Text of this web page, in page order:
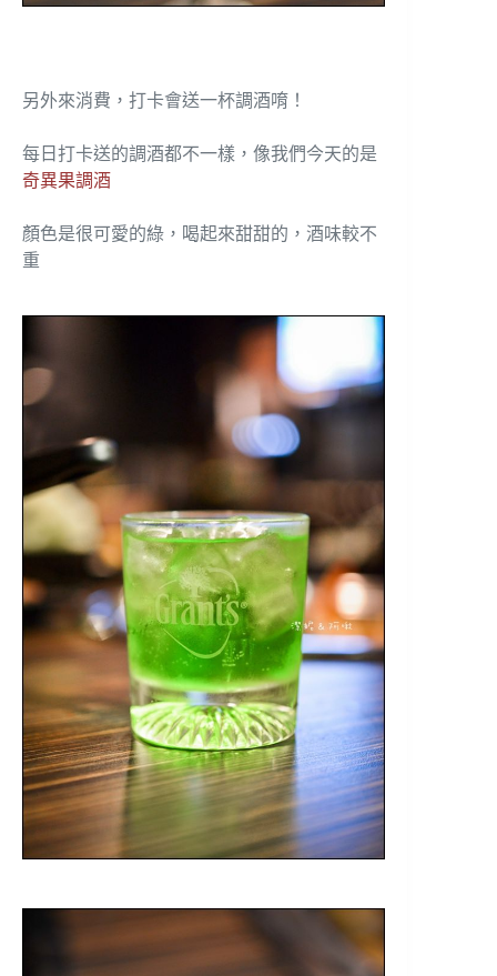
另外來消費，打卡會送一杯調酒唷！
每日打卡送的調酒都不一樣，像我們今天的是
奇異果調酒
顏色是很可愛的綠，喝起來甜甜的，酒味較不
重